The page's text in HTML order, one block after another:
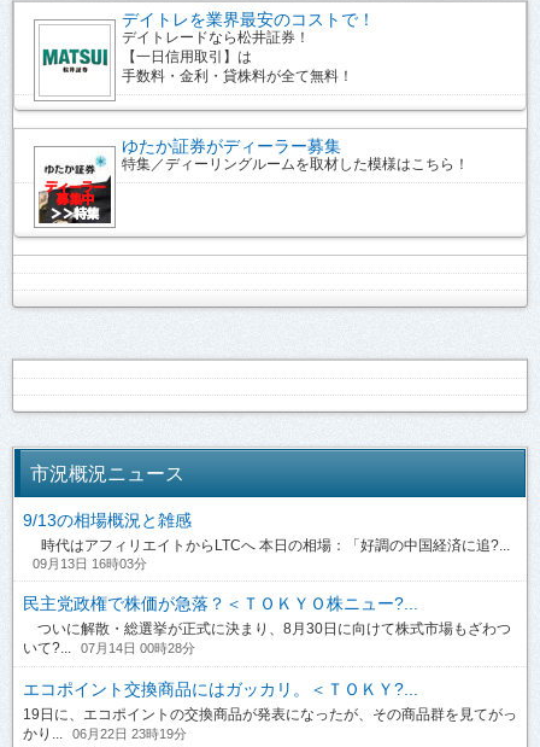
デイトレを業界最安のコストで！
デイトレードなら松井証券！
【一日信用取引】は
手数料・金利・貸株料が全て無料！
ゆたか証券がディーラー募集
特集／ディーリングルームを取材した模様はこちら！
市況概況ニュース
9/13の相場概況と雑感
時代はアフィリエイトからLTCへ 本日の相場：「好調の中国経済に追?...
09月13日 16時03分
民主党政権で株価が急落？＜ＴＯＫＹＯ株ニュー?...
ついに解散・総選挙が正式に決まり、8月30日に向けて株式市場もざわつ
いて?...
07月14日 00時28分
エコポイント交換商品にはガッカリ。＜ＴＯＫＹ?...
19日に、エコポイントの交換商品が発表になったが、その商品群を見てがっ
かり...
06月22日 23時19分